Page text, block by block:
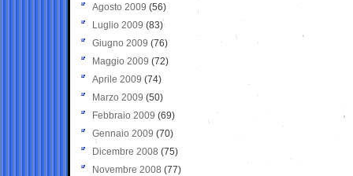
Agosto 2009 (56)
Luglio 2009 (83)
Giugno 2009 (76)
Maggio 2009 (72)
Aprile 2009 (74)
Marzo 2009 (50)
Febbraio 2009 (69)
Gennaio 2009 (70)
Dicembre 2008 (75)
Novembre 2008 (77)